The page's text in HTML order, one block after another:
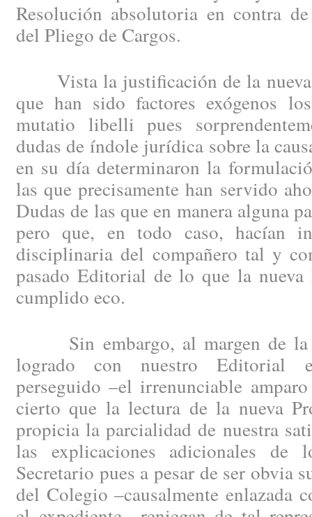
Resolución absolutoria en contra
del Pliego de Cargos.
Vista la justificación de la nueva
que han sido factores exógenos
mutatio libelli pues
dudas de índole jurídica sobre la
en su día determinaron la
las que precisamente han servido
Dudas de las que en manera alguna
pero que, en todo caso, hacían
disciplinaria del compañero tal y
pasado Editorial de lo que la nueva
cumplido eco.
Sin embargo, al margen de la
logrado con nuestro Editorial
perseguido –el irrenunciable
cierto que la lectura de la nueva
propicia la parcialidad de nuestra
las explicaciones adicionales de
Secretario pues a pesar de ser obvia
del Colegio –causalmente enlazada